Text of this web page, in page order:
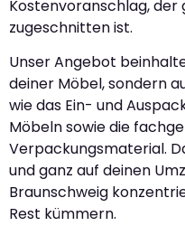
Kostenvoranschlag, der
zugeschnitten ist.
Unser Angebot
deiner Möbel, sondern
wie das Ein- und
Möbeln sowie die
Verpackungsmaterial.
und ganz auf deinen
Braunschweig
Rest kümmern.